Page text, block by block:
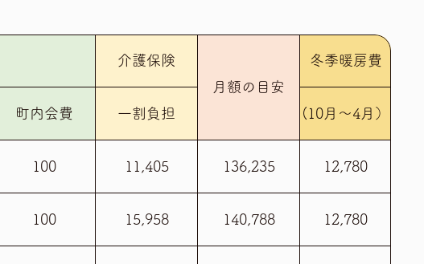
介護保険
月額の目安
冬季暖房費
町内会費 一割負担 (10月～4月）
100 11,405 136,235 12,780
100 15,958 140,788 12,780